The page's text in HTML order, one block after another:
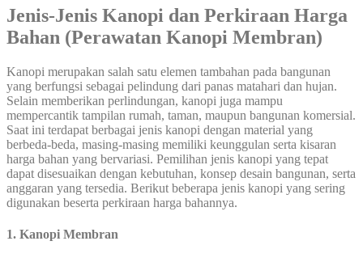
Jenis-Jenis Kanopi dan Perkiraan Harga
Bahan (Perawatan Kanopi Membran)
Kanopi merupakan salah satu elemen tambahan pada bangunan
yang berfungsi sebagai pelindung dari panas matahari dan hujan.
Selain memberikan perlindungan, kanopi juga mampu
mempercantik tampilan rumah, taman, maupun bangunan komersial.
Saat ini terdapat berbagai jenis kanopi dengan material yang
berbeda-beda, masing-masing memiliki keunggulan serta kisaran
harga bahan yang bervariasi. Pemilihan jenis kanopi yang tepat
dapat disesuaikan dengan kebutuhan, konsep desain bangunan, serta
anggaran yang tersedia. Berikut beberapa jenis kanopi yang sering
digunakan beserta perkiraan harga bahannya.
1. Kanopi Membran